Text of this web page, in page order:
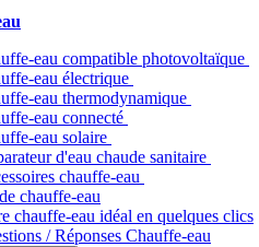
eau compatible photovoltaïque
eau électrique
eau thermodynamique
eau connecté
eau solaire
d'eau chaude sanitaire
chauffe-eau
chauffe-eau
chauffe-eau idéal en quelques clics
/ Réponses Chauffe-eau